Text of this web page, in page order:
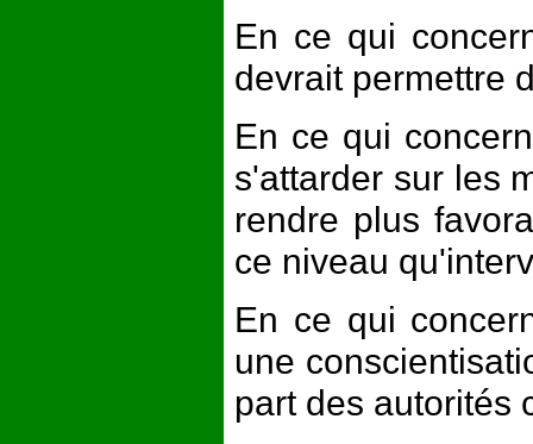
En ce qui
devrait permettre
En ce qui
s'attarder sur les
rendre plus
ce niveau
En ce qui
une
part des autorités